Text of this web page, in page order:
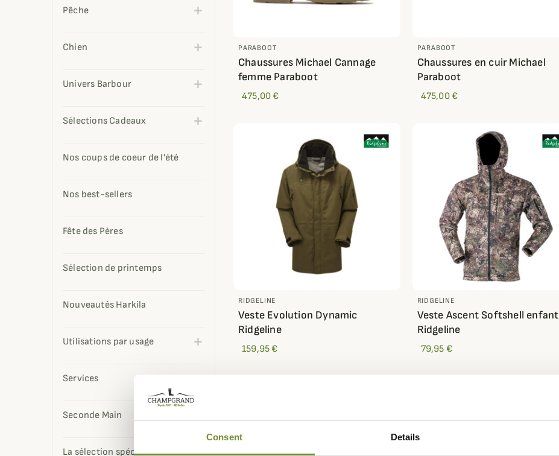
Consent Details
Pêche
Chien
Univers Barbour
Sélections Cadeaux
Nos coups de coeur de l'été
Nos best-sellers
Fête des Pères
Sélection de printemps
Nouveautés Harkila
Utilisations par usage
Services
Seconde Main
La sélection spéciale d'Alec
PARABOOT
Chaussures Michael Cannage
femme Paraboot
475,00 €
PARABOOT
Chaussures en cuir Michael
Paraboot
475,00 €
RIDGELINE
Veste Evolution Dynamic
Ridgeline
159,95 €
RIDGELINE
Veste Ascent Softshell enfant
Ridgeline
79,95 €